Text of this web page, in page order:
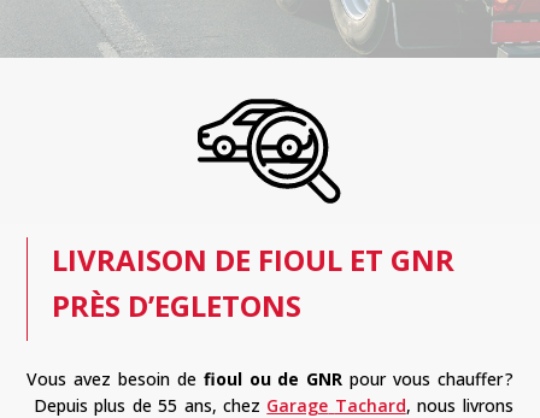
LIVRAISON DE FIOUL ET GNR
PRÈS D’EGLETONS
Vous avez besoin de fioul ou de GNR pour vous chauffer ?
Depuis plus de 55 ans, chez Garage Tachard, nous livrons